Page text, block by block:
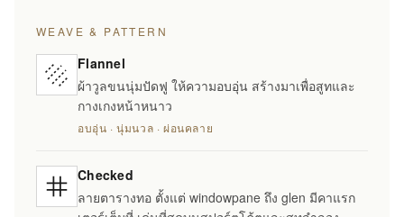
WEAVE & PATTERN
Flannel
ผ้าวูลขนนุ่มปัดฟู ให้ความอบอุ่น สร้างมาเพื่อสูทและ
กางเกงหน้าหนาว
อบอุ่น · นุ่มนวล · ผ่อนคลาย
Checked
ลายตารางทอ ตั้งแต่ windowpane ถึง glen มีคาแรก